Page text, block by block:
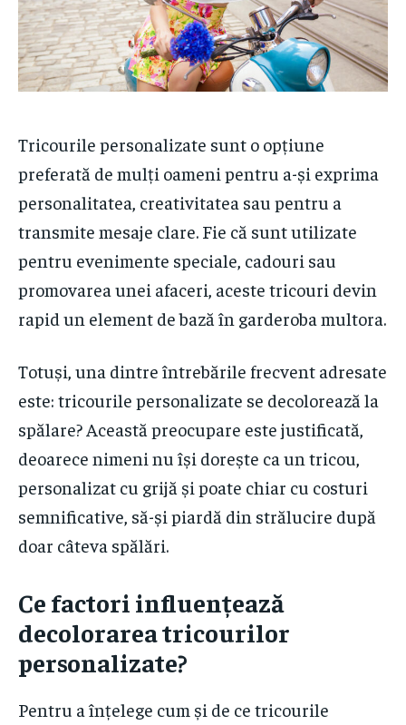
Tricourile personalizate sunt o opțiune
preferată de mulți oameni pentru a-și exprima
personalitatea, creativitatea sau pentru a
transmite mesaje clare. Fie că sunt utilizate
pentru evenimente speciale, cadouri sau
promovarea unei afaceri, aceste tricouri devin
rapid un element de bază în garderoba multora.
Totuși, una dintre întrebările frecvent adresate
este: tricourile personalizate se decolorează la
spălare? Această preocupare este justificată,
deoarece nimeni nu își dorește ca un tricou,
personalizat cu grijă și poate chiar cu costuri
semnificative, să-și piardă din strălucire după
doar câteva spălări.
Ce factori influențează
decolorarea tricourilor
personalizate?
Pentru a înțelege cum și de ce tricourile